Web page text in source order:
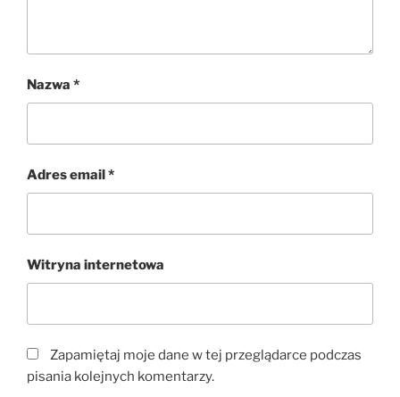
Nazwa *
Adres email*
Witryna internetowa
Zapamiętaj moje dane w tej przeglądarce podczas
pisania kolejnych komentarzy.